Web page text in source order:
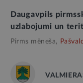
Daugavpils
uzlabojumi un
Pirms mēneša,